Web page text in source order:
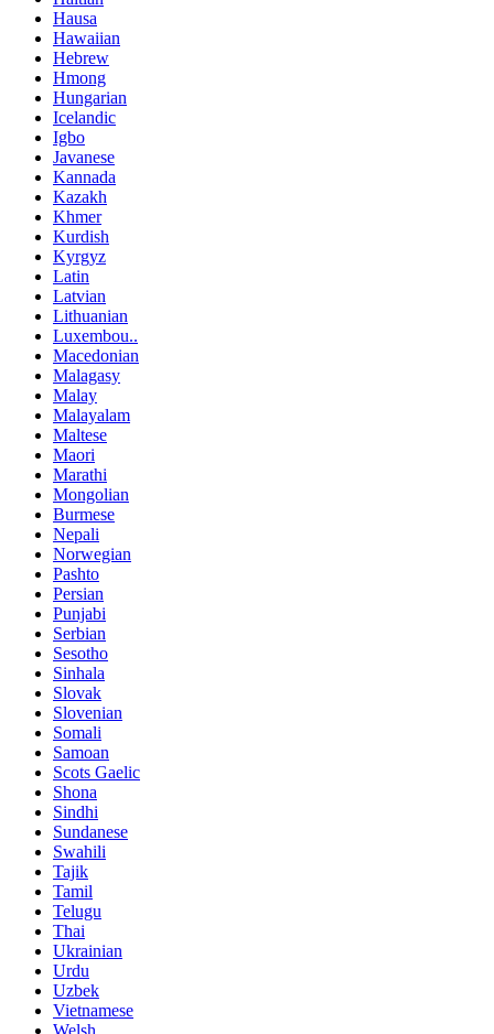
Hausa
Hawaiian
Hebrew
Hmong
Hungarian
Icelandic
Igbo
Javanese
Kannada
Kazakh
Khmer
Kurdish
Kyrgyz
Latin
Latvian
Lithuanian
Luxembou..
Macedonian
Malagasy
Malay
Malayalam
Maltese
Maori
Marathi
Mongolian
Burmese
Nepali
Norwegian
Pashto
Persian
Punjabi
Serbian
Sesotho
Sinhala
Slovak
Slovenian
Somali
Samoan
Scots Gaelic
Shona
Sindhi
Sundanese
Swahili
Tajik
Tamil
Telugu
Thai
Ukrainian
Urdu
Uzbek
Vietnamese
Welsh